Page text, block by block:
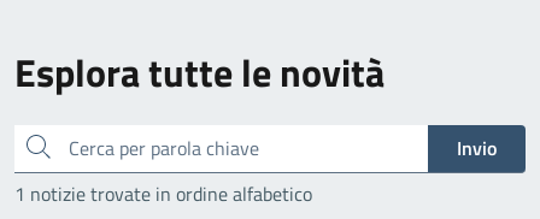
Esplora tutte le novità
Cerca
Invio
1 notizie trovate in ordine alfabetico